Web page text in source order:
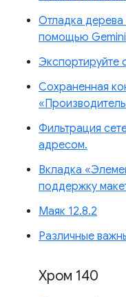
Отладка дерева
помощью
Экспортируйте
Сохраненная
Фильтрация
адресом.
Вкладка
поддержку
Маяк 12.8.2
Различные
Хром 140